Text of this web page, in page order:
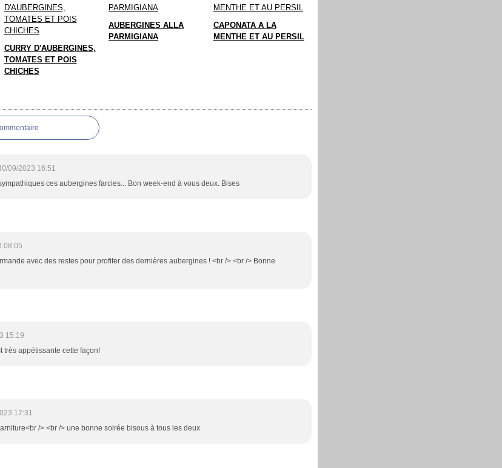
CURRY D'AUBERGINES,
TOMATES ET POIS
CHICHES
AUBERGINES ALLA
PARMIGIANA
CAPONATA A LA
MENTHE ET AU PERSIL
09/2023 16:51
ces aubergines farcies... Bon week-end à vous deux. Bises
08:05
avec des restes pour profiter des dernières aubergines ! <br /> <br /> Bonne
15:19
très appétissante cette façon!
17:31
/> <br /> une bonne soirée bisous à tous les deux